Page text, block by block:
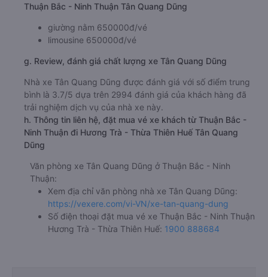
Thuận Bắc - Ninh Thuận Tân Quang Dũng
giường nằm 650000đ/vé
limousine 650000đ/vé
g. Review, đánh giá chất lượng xe Tân Quang Dũng
Nhà xe Tân Quang Dũng được đánh giá với số điểm trung
bình là 3.7/5 dựa trên 2994 đánh giá của khách hàng đã
trải nghiệm dịch vụ của nhà xe này.
h. Thông tin liên hệ, đặt mua vé xe khách từ Thuận Bắc -
Ninh Thuận đi Hương Trà - Thừa Thiên Huế Tân Quang
Dũng
Văn phòng xe Tân Quang Dũng ở Thuận Bắc - Ninh
Thuận:
Xem địa chỉ văn phòng nhà xe Tân Quang Dũng:
https://vexere.com/vi-VN/xe-tan-quang-dung
Số điện thoại đặt mua vé xe Thuận Bắc - Ninh Thuận
Hương Trà - Thừa Thiên Huế: 1900 888684